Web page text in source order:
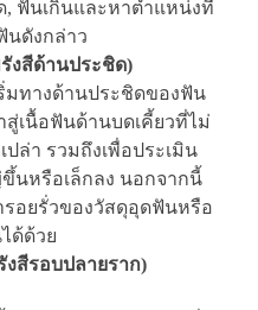
, ฟันเกินและหาตำแหน่งที่
ดังกล่าว
งสีด้านประชิด)
มทางด้านประชิดของฟัน
สู่เนื้อฟันด้านบดเคี้ยวที่ไม่
ล่า รวมถึงเพื่อประเมิน
นหรือเล็กลง นอกจากนี้
รอยรั่วของวัสดุอุดฟันหรือ
ด้ด้วย
งสีรอบปลายราก)